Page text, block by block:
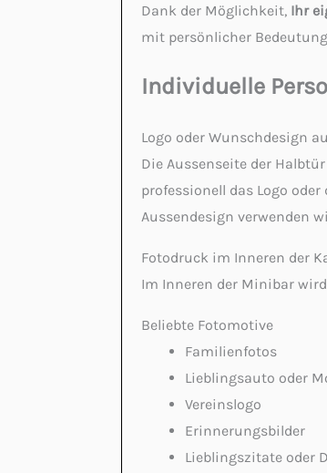
Dank der Möglichkeit, Ihr
mit persönlicher
Individuelle
Logo oder Wunschdesign
Die Aussenseite der
professionell das Logo
Aussendesign verwenden
Fotodruck im Inneren der
Im Inneren der Minibar
Beliebte Fotomotive
Familienfotos
Lieblingsauto oder
Vereinslogo
Erinnerungsbilder
Lieblingszitate oder